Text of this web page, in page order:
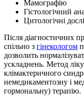
Мамографію
Гістологічний
Цитологічні
Після діагностичних
спільно з гінекологом
дозволить
ускладнень. Метод
клімактеричного
немедикаментозну і
гормональну) терапію.